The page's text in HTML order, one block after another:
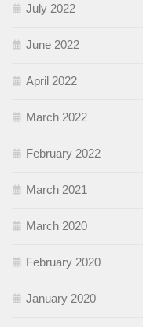
July 2022
June 2022
April 2022
March 2022
February 2022
March 2021
March 2020
February 2020
January 2020